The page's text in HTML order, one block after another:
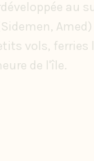
au
vols,
de l'île.